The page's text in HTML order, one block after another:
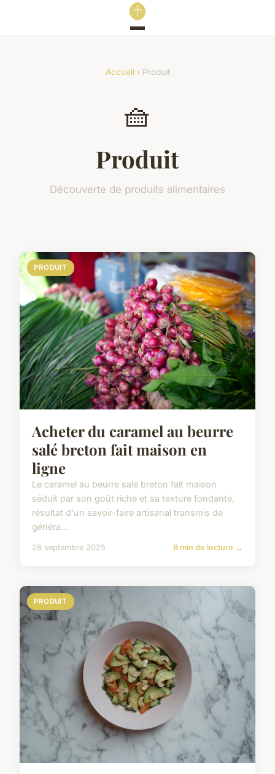
Accueil› Produit
🧺
Produit
Découverte de produits alimentaires
PRODUIT
Acheter du caramel au beurre
salé breton fait maison en
ligne
Le caramel au beurre salé breton fait maison
séduit par son goût riche et sa texture fondante,
résultat d'un savoir-faire artisanal transmis de
généra...
28 septembre 2025 8 min de lecture →
PRODUIT